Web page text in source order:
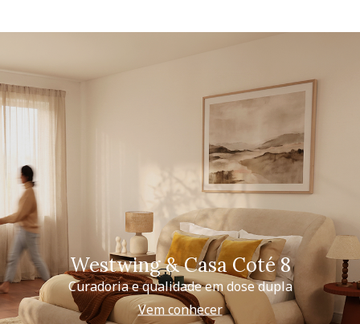
Westwing & Casa Coté 8
Curadoria e qualidade em dose dupla
Vem conhecer